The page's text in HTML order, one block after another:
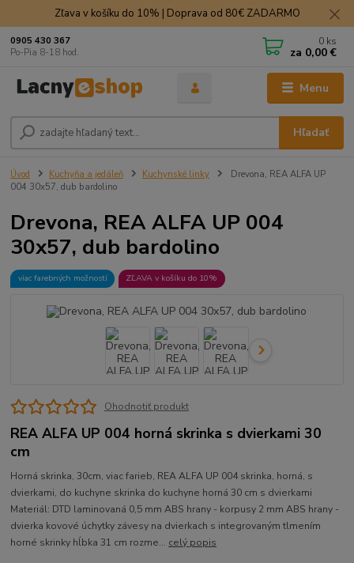
Zľava v košíku do 10% | Doprava od 80€ ZADARMO
Menu
Hľadať
0905 430 367
Po-Pia 8-18 hod.
0 ks
za 0,00 €
Úvod Kuchyňa a jedáleň Kuchynské linky
Drevona, REA ALFA UP
004 30x57, dub bardolino
Drevona, REA ALFA UP 004
30x57, dub bardolino
viac farebných možností ZĽAVA v košíku do 10%
Ohodnotiť produkt
REA ALFA UP 004 horná skrinka s dvierkami 30
cm
Horná skrinka, 30cm, viac farieb, REA ALFA UP 004 skrinka, horná, s
dvierkami, do kuchyne skrinka do kuchyne horná 30 cm s dvierkami
Materiál: DTD laminovaná 0,5 mm ABS hrany - korpusy 2 mm ABS hrany -
dvierka kovové úchytky závesy na dvierkach s integrovaným tlmením
horné skrinky hĺbka 31 cm rozme... celý popis